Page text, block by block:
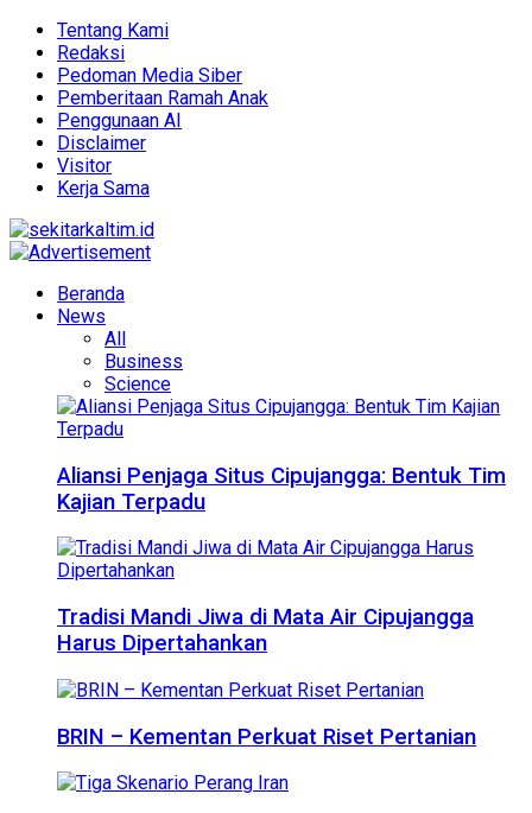
Tentang Kami
Redaksi
Pedoman Media Siber
Pemberitaan Ramah Anak
Penggunaan AI
Disclaimer
Visitor
Kerja Sama
Beranda
News
All
Business
Science
Aliansi Penjaga Situs Cipujangga: Bentuk Tim
Kajian Terpadu
Tradisi Mandi Jiwa di Mata Air Cipujangga
Harus Dipertahankan
BRIN – Kementan Perkuat Riset Pertanian